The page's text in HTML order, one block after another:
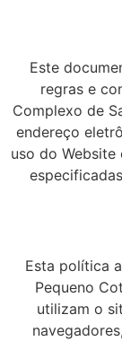
Este
regras e
Complexo de
endereço
uso do
Esta política
Pequeno
utilizam o